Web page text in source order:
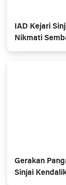
IAD Kejari
Nikmati
Gratis
Gerakan
Sinjai